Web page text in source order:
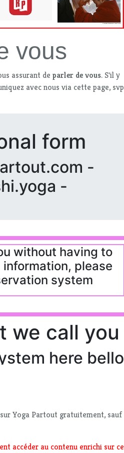
vous
assurant de parler de vous. S'il y
avec nous via cette page, svp
Yoga Partout gratuitement, sauf
accéder au contenu enrichi sur ce